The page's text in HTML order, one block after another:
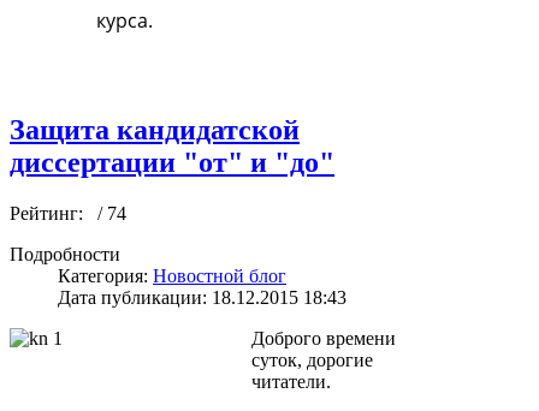
курса.
Защита кандидатской
диссертации "от" и "до"
Рейтинг:
/ 74
Подробности
Категория: Новостной блог
Дата публикации: 18.12.2015 18:43
Доброго времени
суток, дорогие
читатели.